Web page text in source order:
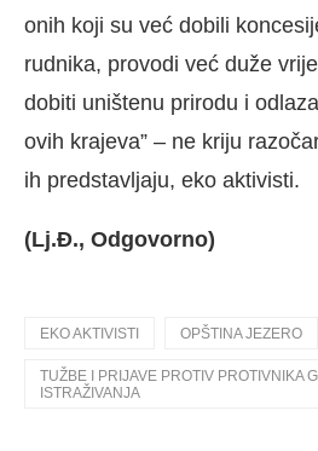
onih koji su već dobili
rudnika, provodi već duže
dobiti uništenu prirodu i
ovih krajeva” – ne kriju
ih predstavljaju, eko aktivisti.
(Lj.Đ., Odgovorno)
EKO AKTIVISTI OPŠTINA JEZERO
TUŽBE I PRIJAVE PROTIV PROTIVNIKA
ISTRAŽIVANJA